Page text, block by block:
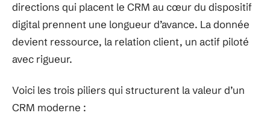
directions qui placent le CRM au cœur du dispositif
digital prennent une longueur d’avance. La donnée
devient ressource, la relation client, un actif piloté
avec rigueur.
Voici les trois piliers qui structurent la valeur d’un
CRM moderne :